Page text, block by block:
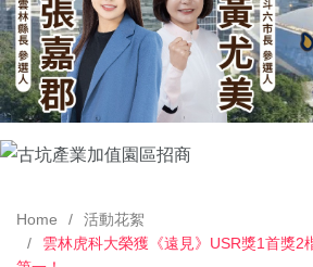
Home
活動花絮
雲林虎科大榮獲《遠見》USR獎1首獎2